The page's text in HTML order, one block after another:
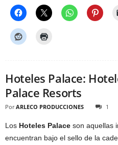
Hoteles Palace:
Palace Resorts
Por ARLECO PRODUCCIONES 1
Los Hoteles Palace son aquellas
encuentran bajo el sello de la